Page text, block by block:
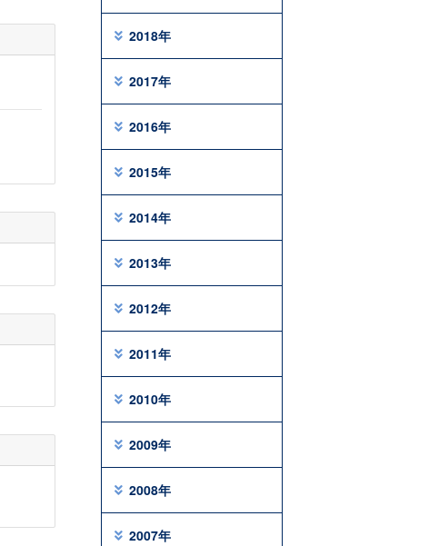
2018年
2017年
2016年
2015年
2014年
2013年
2012年
2011年
2010年
2009年
2008年
2007年